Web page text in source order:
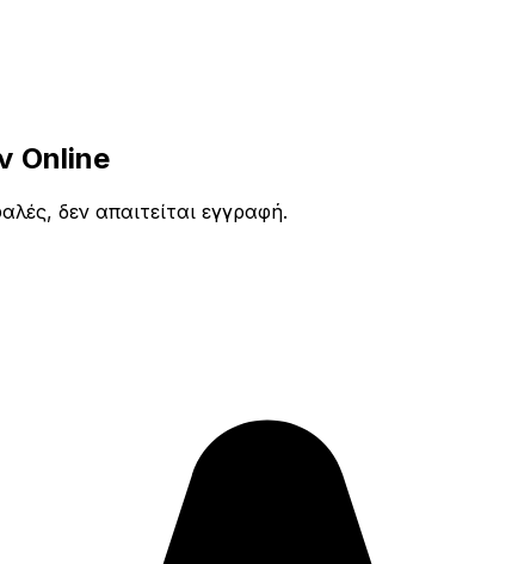
Online
δεν απαιτείται εγγραφή.